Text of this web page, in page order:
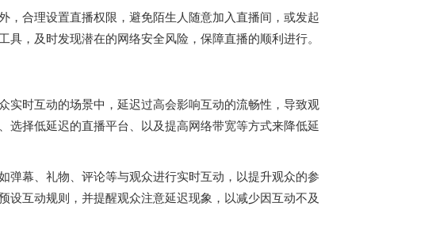
合理设置直播权限，避免陌生人随意加入直播间，或发起
，及时发现潜在的网络安全风险，保障直播的顺利进行。
实时互动的场景中，延迟过高会影响互动的流畅性，导致观
择低延迟的直播平台、以及提高网络带宽等方式来降低延
弹幕、礼物、评论等与观众进行实时互动，以提升观众的参
互动规则，并提醒观众注意延迟现象，以减少因互动不及